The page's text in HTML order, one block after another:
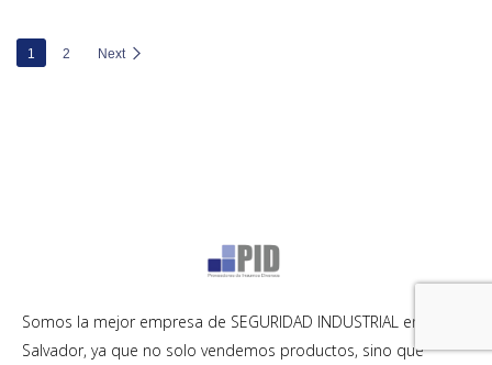
1 2 Next
Somos la mejor empresa de SEGURIDAD INDUSTRIAL en El
Salvador, ya que no solo vendemos productos, sino que